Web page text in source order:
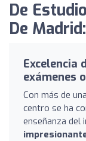
De
De Madrid:
Excelencia
exámenes
Con más de
centro se ha
enseñanza del